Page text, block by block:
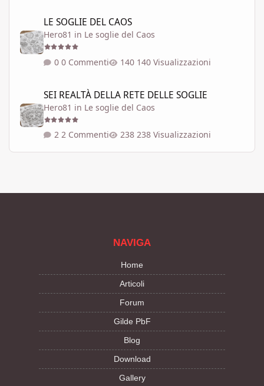
LE SOGLIE DEL CAOS
Hero81 in Le soglie del Caos
0 Commenti 140 Visualizzazioni
SEI REALTÀ DELLA RETE DELLE SOGLIE
Hero81 in Le soglie del Caos
2 Commenti 238 Visualizzazioni
NAVIGA
Home
Articoli
Forum
Gilde PbF
Blog
Download
Gallery